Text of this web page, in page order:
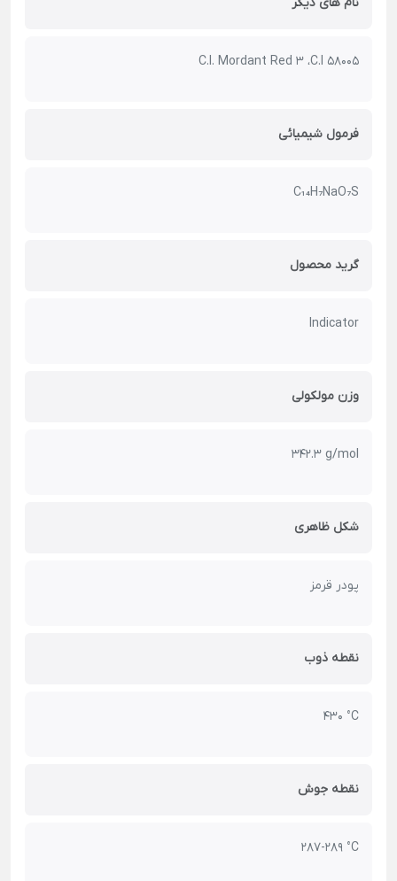
C.I. Mordant Red 3 ،C.I 58005
فرمول شیمیائی
C₁₄H₇NaO₇S
گرید محصول
Indicator
وزن مولکولی
342.3 g/mol
شکل ظاهری
پودر قرمز
نقطه ذوب
430 °C
نقطه جوش
287-289 °C